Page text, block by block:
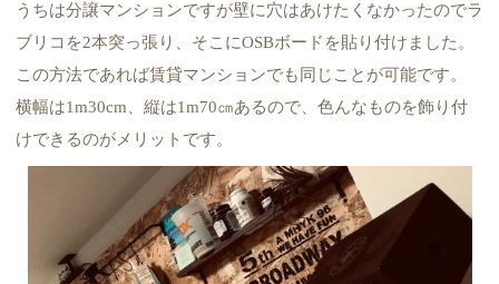
うちは分譲マンションですが壁に穴はあけたくなかったのでラ
ブリコを2本突っ張り、そこにOSBボードを貼り付けました。
この方法であれば賃貸マンションでも同じことが可能です。
横幅は1m30cm、縦は1m70㎝あるので、色んなものを飾り付
けできるのがメリットです。